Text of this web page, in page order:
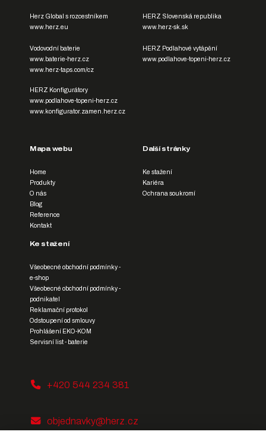
Herz Global s rozcestníkem
www.herz.eu
Vodovodní baterie
www.baterie-herz.cz
www.herz-taps.com/cz
HERZ Slovenská republika
www.herz-sk.sk
HERZ Podlahové vytápění
www.podlahove-topeni-herz.cz
HERZ Konfigurátory
www.podlahove-topeni-herz.cz
www.konfigurator.zamen.herz.cz
Mapa webu
Home
Produkty
O nás
Blog
Reference
Kontakt
Další stránky
Ke stažení
Kariéra
Ochrana soukromí
Ke stažení
Všeobecné obchodní podmínky -
e-shop
Všeobecné obchodní podmínky -
podnikatel
Reklamační protokol
Odstoupení od smlouvy
Prohlášení EKO-KOM
Servisní list - baterie
+420 544 234 381
objednavky@herz.cz